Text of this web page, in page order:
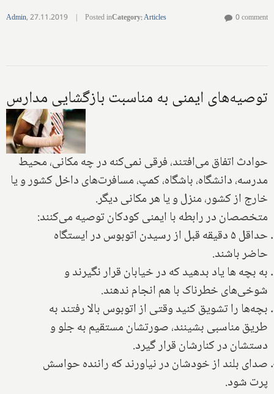
Admin,27.11.2019 | Posted inCategory:Articles 0 comment
توصیه‌های ایمنی به مناسبت بازگشایی مدارس
حوادث اتفاق می‌افتند، فرقی نمی‌کنه در چه مکانی، محیط
مدرسه، دانشگاه، باشگاه، کمپ، مسافرت‌های داخل کشور و یا
خارج از کشور، منزل و یا هر مکانی دیگر.
متخصصان در رابطه با ایمنی کودکان توصیه می‌کنند:
حداقل ۵ دقیقه قبل از رسیدن اتوبوس در ایستگاه
حاضر باشند.
به بچه ها یاد بدهید که در خیابان قرار نگیرند و
شوخی‌های خطرناک با هم انجام ندهند.
بچه‌ها را تشویق کنید وقتی از اتوبوس بالا رفتند به
طریق مناسبی بشینند، صورتشان مستقیم به جلو و
دستشان در کنارشان قرار گیرد.
صدای بلند از خودشان در نیاورند که راننده حواسش
پرت شود.